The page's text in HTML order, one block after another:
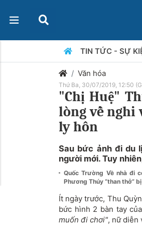
TIN TỨC - SỰ
Văn hóa
Thứ Ba, 30/07/2019, 12:50
"Chị Huệ"
lòng về nghi
ly hôn
Sau bức ảnh đi du
người mới. Tuy
Quốc Trường Về nhà đi
Phương Thúy “than thở”
Ít ngày trước, Thu
bức hình 2 bàn tay
muốn đi chơi", nữ diễn